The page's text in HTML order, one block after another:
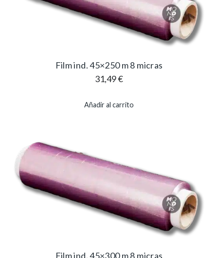
Film ind. 45×250 m 8 micras
31,49€
Añadir al carrito
Film ind. 45×300 m 8 micras